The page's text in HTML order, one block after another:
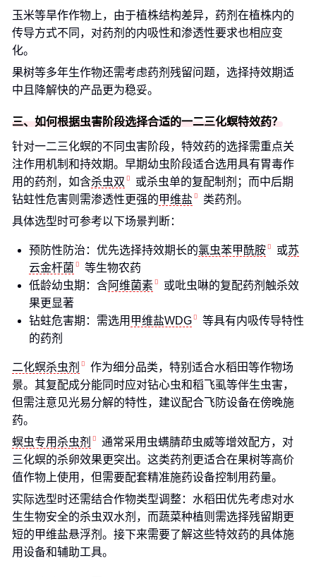
玉米等旱作作物上，由于植株结构差异，药剂在植株内的
传导方式不同，对药剂的内吸性和渗透性要求也相应变
化。
果树等多年生作物还需考虑药剂残留问题，选择持效期适
中且降解快的产品更为稳妥。
三、如何根据虫害阶段选择合适的一二三化螟特效药？
针对一二三化螟的不同虫害阶段，特效药的选择需重点关
注作用机制和持效期。早期幼虫阶段适合选用具有胃毒作
用的药剂，如含杀虫双
或杀虫单的复配制剂；而中后期
钻蛀性危害则需渗透性更强的甲维盐
类药剂。
具体选型时可参考以下场景判断：
预防性防治：优先选择持效期长的氯虫苯甲酰胺 或苏
云金杆菌
等生物农药
低龄幼虫期：含阿维菌素
或吡虫啉的复配药剂触杀效
果更显著
钻蛀危害期：需选用 甲维盐WDG
等具有内吸传导特性
的药剂
二化螟杀虫剂
作为细分品类，特别适合水稻田等作物场
景。其复配成分能同时应对钻心虫和稻飞虱等伴生虫害，
但需注意见光易分解的特性，建议配合飞防设备在傍晚施
药。
螟虫专用杀虫剂
通常采用虫螨腈茚虫威等增效配方，对
三化螟的杀卵效果更突出。这类药剂更适合在果树等高价
值作物上使用，但需要配套精准施药设备控制用药量。
实际选型时还需结合作物类型调整：水稻田优先考虑对水
生生物安全的杀虫双水剂，而蔬菜种植则需选择残留期更
短的甲维盐悬浮剂。接下来需要了解这些特效药的具体施
用设备和辅助工具。